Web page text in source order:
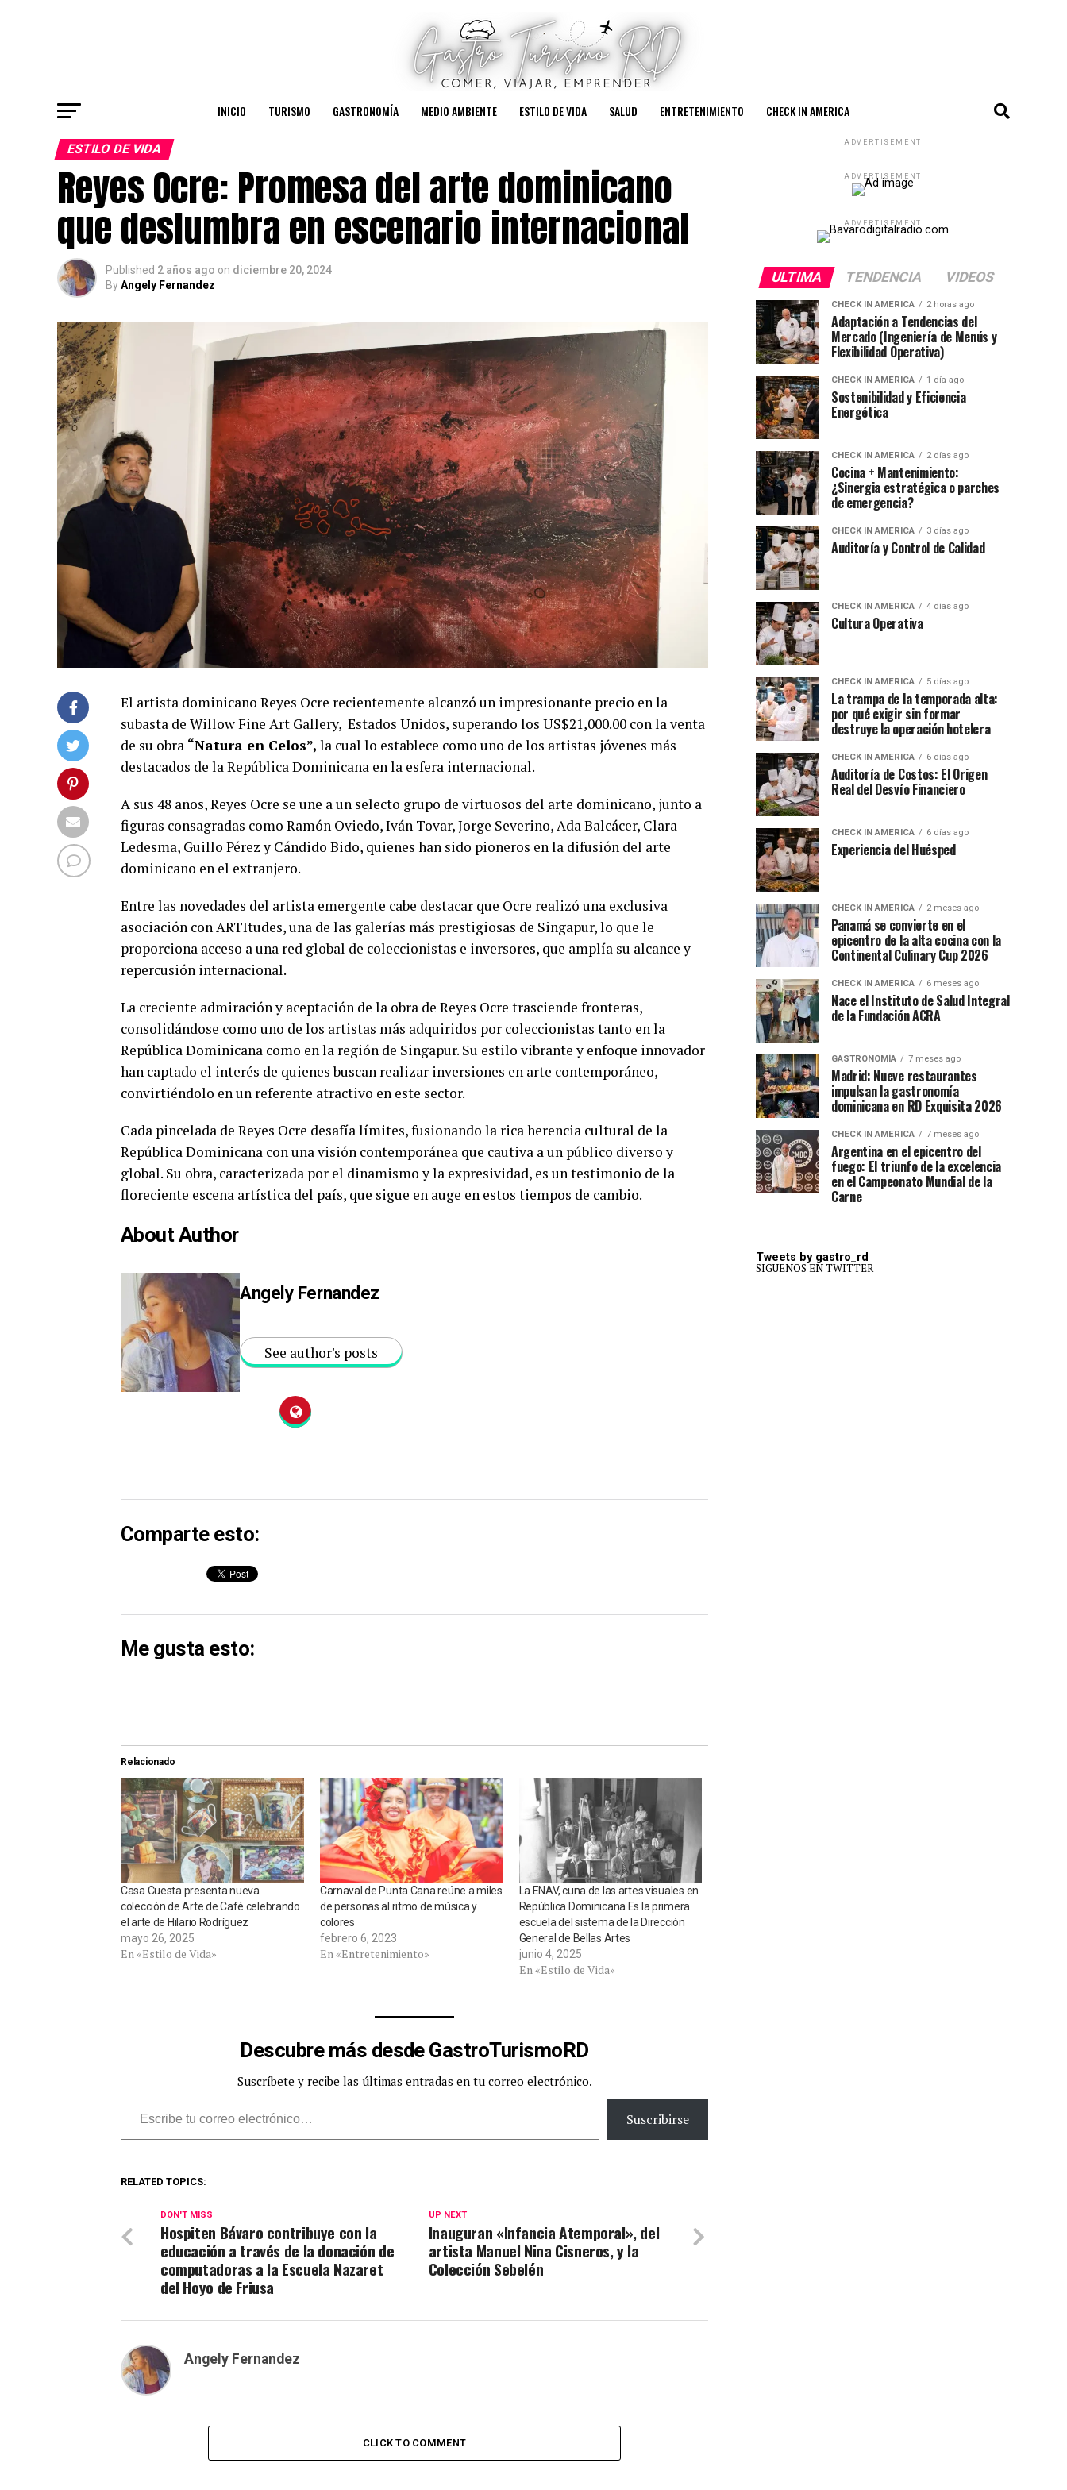
INICIO TURISMO GASTRONOMÍA MEDIO AMBIENTE ESTILO DE VIDA SALUD ENTRETENIMIENTO CHECK IN AMERICA
ESTILO DE VIDA
Reyes Ocre: Promesa del arte dominicano
que deslumbra en escenario internacional
Published 2 años ago on diciembre 20, 2024
ByAngely Fernandez
El artista dominicano Reyes Ocre recientemente alcanzó un impresionante precio en la
subasta de Willow Fine Art Gallery, Estados Unidos, superando los US$21,000.00 con la venta
de su obra “Natura en Celos”, la cual lo establece como uno de los artistas jóvenes más
destacados de la República Dominicana en la esfera internacional.
A sus 48 años, Reyes Ocre se une a un selecto grupo de virtuosos del arte dominicano, junto a
figuras consagradas como Ramón Oviedo, Iván Tovar, Jorge Severino, Ada Balcácer, Clara
Ledesma, Guillo Pérez y Cándido Bido, quienes han sido pioneros en la difusión del arte
dominicano en el extranjero.
Entre las novedades del artista emergente cabe destacar que Ocre realizó una exclusiva
asociación con ARTItudes, una de las galerías más prestigiosas de Singapur, lo que le
proporciona acceso a una red global de coleccionistas e inversores, que amplía su alcance y
repercusión internacional.
La creciente admiración y aceptación de la obra de Reyes Ocre trasciende fronteras,
consolidándose como uno de los artistas más adquiridos por coleccionistas tanto en la
República Dominicana como en la región de Singapur. Su estilo vibrante y enfoque innovador
han captado el interés de quienes buscan realizar inversiones en arte contemporáneo,
convirtiéndolo en un referente atractivo en este sector.
Cada pincelada de Reyes Ocre desafía límites, fusionando la rica herencia cultural de la
República Dominicana con una visión contemporánea que cautiva a un público diverso y
global. Su obra, caracterizada por el dinamismo y la expresividad, es un testimonio de la
floreciente escena artística del país, que sigue en auge en estos tiempos de cambio.
About Author
Angely Fernandez
See author's posts
Comparte esto:
Me gusta esto:
Relacionado
Casa Cuesta presenta nueva
colección de Arte de Café celebrando
el arte de Hilario Rodríguez
mayo 26, 2025
En «Estilo de Vida»
Carnaval de Punta Cana reúne a miles
de personas al ritmo de música y
colores
febrero 6, 2023
En «Entretenimiento»
La ENAV, cuna de las artes visuales en
República Dominicana Es la primera
escuela del sistema de la Dirección
General de Bellas Artes
junio 4, 2025
En «Estilo de Vida»
Descubre más desde GastroTurismoRD
Suscríbete y recibe las últimas entradas en tu correo electrónico.
Escribe tu correo electrónico…
Suscribirse
RELATED TOPICS:
UP NEXT
Inauguran «Infancia Atemporal», del
artista Manuel Nina Cisneros, y la
Colección Sebelén
DON'T MISS
Hospiten Bávaro contribuye con la
educación a través de la donación de
computadoras a la Escuela Nazaret
del Hoyo de Friusa
Angely Fernandez
CLICK TO COMMENT
ADVERTISEMENT
ADVERTISEMENT
ADVERTISEMENT
ULTIMA TENDENCIA VIDEOS
CHECK IN AMERICA 2 horas ago
Adaptación a Tendencias del
Mercado (Ingeniería de Menús y
Flexibilidad Operativa)
CHECK IN AMERICA 1 día ago
Sostenibilidad y Eficiencia
Energética
CHECK IN AMERICA 2 días ago
Cocina + Mantenimiento:
¿Sinergia estratégica o parches
de emergencia?
CHECK IN AMERICA 3 días ago
Auditoría y Control de Calidad
CHECK IN AMERICA 4 días ago
Cultura Operativa
CHECK IN AMERICA 5 días ago
La trampa de la temporada alta:
por qué exigir sin formar
destruye la operación hotelera
CHECK IN AMERICA 6 días ago
Auditoría de Costos: El Origen
Real del Desvío Financiero
CHECK IN AMERICA 6 días ago
Experiencia del Huésped
CHECK IN AMERICA 2 meses ago
Panamá se convierte en el
epicentro de la alta cocina con la
Continental Culinary Cup 2026
CHECK IN AMERICA 6 meses ago
Nace el Instituto de Salud Integral
de la Fundación ACRA
GASTRONOMÍA 7 meses ago
Madrid: Nueve restaurantes
impulsan la gastronomía
dominicana en RD Exquisita 2026
CHECK IN AMERICA 7 meses ago
Argentina en el epicentro del
fuego: El triunfo de la excelencia
en el Campeonato Mundial de la
Carne
Tweets by gastro_rd
SIGUENOS EN TWITTER